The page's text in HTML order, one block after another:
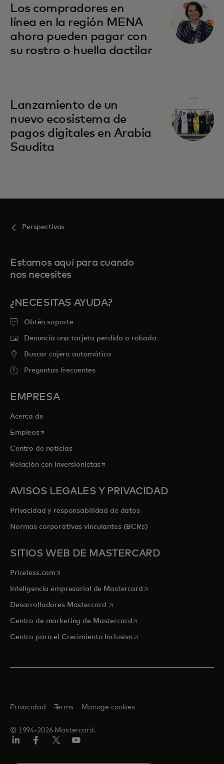
Los compradores en
línea en la región MENA
ahora pueden pagar con
su rostro o huella dactilar
se abre en una pestaña nueva
Lanzamiento de un
nuevo ecosistema de
pagos digitales en Arabia
Saudita
Perspectivas
Estamos aquí para cuando
nos necesites
¿NECESITAS AYUDA?
Obtén soporte
Denuncia una tarjeta perdida o robada
Buscar cajero automático
Preguntas frecuentes
EMPRESA
Acerca de
Empleosse abre en una pestaña nueva
Centro de noticias
Relación con Inversionistasse abre en una pestaña nueva
AVISOS LEGALES Y PRIVACIDAD
Privacidad y responsabilidad de datos
Normas corporativas vinculantes (BCRs)
SITIOS WEB DE MASTERCARD
Priceless.com se abre en una pestaña nueva
Inteligencia empresarial de Mastercardse abre en una pestaña
Desarrolladores Mastercard se abre en una pestaña nueva
Centro de marketing de Mastercardse abre en una pestaña
Centro para el Crecimiento Inclusivose abre en una pestaña
© 1994-2026 Mastercard.
Privacidad Terms Manage cookies